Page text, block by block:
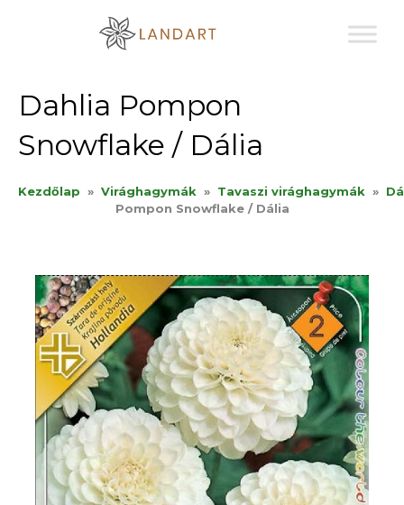
Dahlia Pompon
Snowflake / Dália
Kezdőlap » Virághagymák » Tavaszi virághagymák »
Pompon Snowflake / Dália